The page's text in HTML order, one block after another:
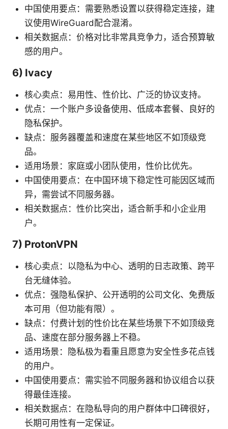
中国使用要点：需要熟悉设置以获得稳定连接，建
议使用WireGuard配合混淆。
相关数据点：价格对比非常具竞争力，适合预算敏
感的用户。
6) Ivacy
核心卖点：易用性、性价比、广泛的协议支持。
优点：一个账户多设备使用、低成本套餐、良好的
隐私保护。
缺点：服务器覆盖和速度在某些地区不如顶级竞
品。
适用场景：家庭或小团队使用，性价比优先。
中国使用要点：在中国环境下稳定性可能因区域而
异，需尝试不同服务器。
相关数据点：性价比突出，适合新手和小企业用
户。
7) ProtonVPN
核心卖点：以隐私为中心、透明的日志政策、跨平
台无缝体验。
优点：强隐私保护、公开透明的公司文化、免费版
本可用（但功能有限）。
缺点：付费计划的性价比在某些场景下不如顶级竞
品、速度在部分服务器上不稳。
适用场景：隐私极为看重且愿意为安全性多花点钱
的用户。
中国使用要点：需实验不同服务器和协议组合以获
得最佳连接。
相关数据点：在隐私导向的用户群体中口碑很好，
长期可用性有一定保证。